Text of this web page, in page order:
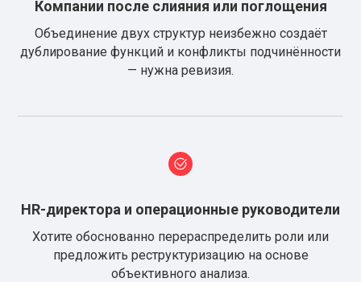
Компании после слияния или поглощения
Объединение двух структур неизбежно создаёт
дублирование функций и конфликты подчинённости
— нужна ревизия.
HR-директора и операционные руководители
Хотите обоснованно перераспределить роли или
предложить реструктуризацию на основе
объективного анализа.